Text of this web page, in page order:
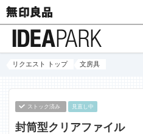
リクエスト トップ 文房具
ストック済み 見直し中
封筒型クリアファイル